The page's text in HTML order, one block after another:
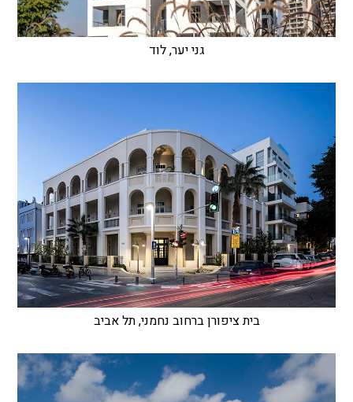
גני יער, לוד
בית ציפורן ברחוב נחמני, תל אביב